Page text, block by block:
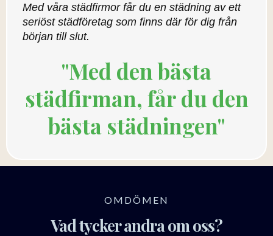
Med våra städfirmor får du en städning av ett
seriöst städföretag som finns där för dig från
början till slut.
"Med den bästa
städfirman, får du den
bästa städningen"
OMDÖMEN
Vad tycker andra om oss?